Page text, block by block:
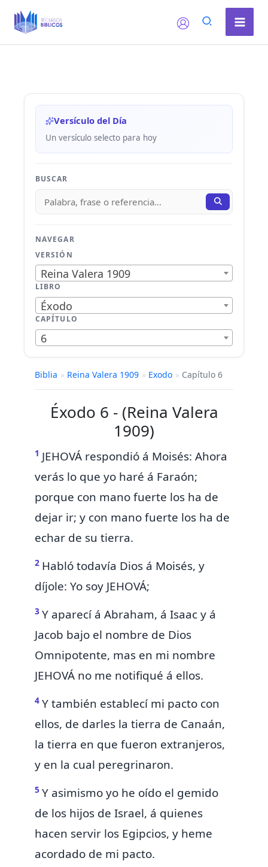
Versículo del Día
Un versículo selecto para hoy
BUSCAR
NAVEGAR
VERSIÓN
Reina Valera 1909
LIBRO
Éxodo
CAPÍTULO
6
Biblia » Reina Valera 1909 » Exodo » Capítulo 6
Éxodo 6 - (Reina Valera
1909)
1 JEHOVÁ respondió á Moisés: Ahora
verás lo que yo haré á Faraón;
porque con mano fuerte los ha de
dejar ir; y con mano fuerte los ha de
echar de su tierra.
2 Habló todavía Dios á Moisés, y
díjole: Yo soy JEHOVÁ;
3 Y aparecí á Abraham, á Isaac y á
Jacob bajo el nombre de Dios
Omnipotente, mas en mi nombre
JEHOVÁ no me notifiqué á ellos.
4 Y también establecí mi pacto con
ellos, de darles la tierra de Canaán,
la tierra en que fueron extranjeros,
y en la cual peregrinaron.
5 Y asimismo yo he oído el gemido
de los hijos de Israel, á quienes
hacen servir los Egipcios, y heme
acordado de mi pacto.